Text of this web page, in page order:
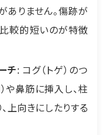
ありません。傷跡が
較的短いのが特徴
チ: コグ（トゲ）のつ
や鼻筋に挿入し、柱
上向きにしたりする